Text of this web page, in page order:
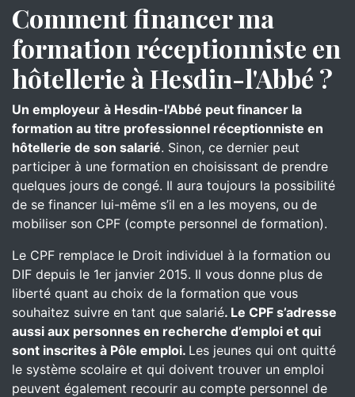
Comment financer ma
formation réceptionniste en
hôtellerie à Hesdin-l'Abbé ?
Un employeur à Hesdin-l'Abbé peut financer la
formation au titre professionnel réceptionniste en
hôtellerie de son salarié. Sinon, ce dernier peut
participer à une formation en choisissant de prendre
quelques jours de congé. Il aura toujours la possibilité
de se financer lui-même s’il en a les moyens, ou de
mobiliser son CPF (compte personnel de formation).
Le CPF remplace le Droit individuel à la formation ou
DIF depuis le 1er janvier 2015. Il vous donne plus de
liberté quant au choix de la formation que vous
souhaitez suivre en tant que salarié. Le CPF s’adresse
aussi aux personnes en recherche d’emploi et qui
sont inscrites à Pôle emploi. Les jeunes qui ont quitté
le système scolaire et qui doivent trouver un emploi
peuvent également recourir au compte personnel de